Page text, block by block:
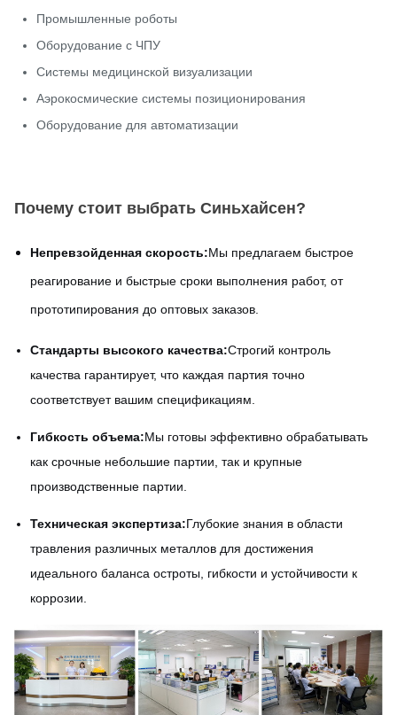
Промышленные роботы
Оборудование с ЧПУ
Системы медицинской визуализации
Аэрокосмические системы позиционирования
Оборудование для автоматизации
Почему стоит выбрать Синьхайсен?
Непревзойденная скорость:Мы предлагаем быстрое
реагирование и быстрые сроки выполнения работ, от
прототипирования до оптовых заказов.
Стандарты высокого качества:Строгий контроль
качества гарантирует, что каждая партия точно
соответствует вашим спецификациям.
Гибкость объема:Мы готовы эффективно обрабатывать
как срочные небольшие партии, так и крупные
производственные партии.
Техническая экспертиза:Глубокие знания в области
травления различных металлов для достижения
идеального баланса остроты, гибкости и устойчивости к
коррозии.